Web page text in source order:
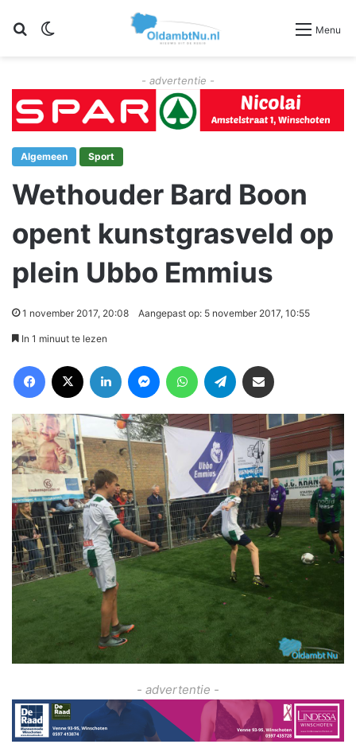
Zoeken Menu
- advertentie -
Algemeen Sport
Wethouder Bard Boon
opent kunstgrasveld op
plein Ubbo Emmius
1 november 2017, 20:08 Aangepast op: 5 november 2017, 10:55
In 1 minuut te lezen
- advertentie -